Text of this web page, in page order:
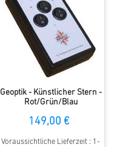
Geoptik - Künstlicher Stern -
Rot/Grün/Blau
149,00 €
Voraussichtliche Lieferzeit : 1-